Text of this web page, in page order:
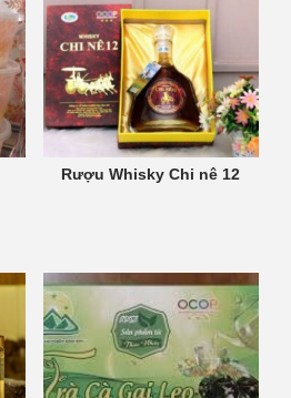
Rượu Whisky Chi nê 12